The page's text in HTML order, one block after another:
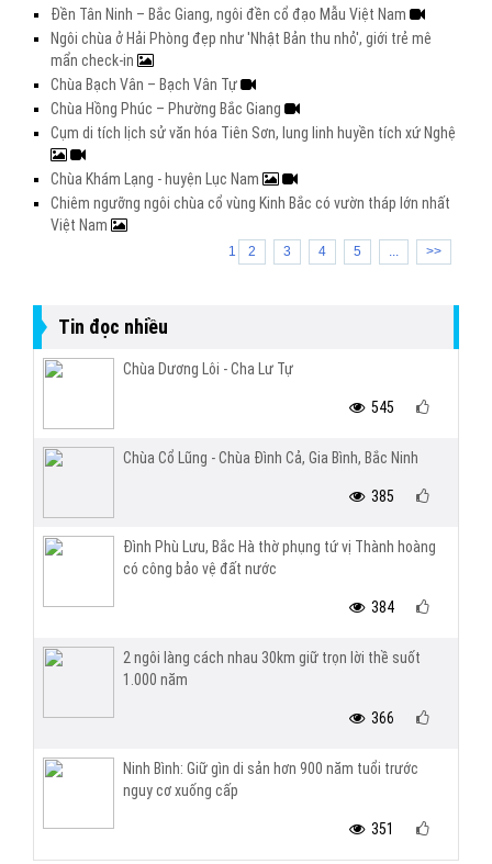
Đền Tân Ninh – Bắc Giang, ngôi đền cổ đạo Mẫu Việt Nam
Ngôi chùa ở Hải Phòng đẹp như 'Nhật Bản thu nhỏ', giới trẻ mê
mẩn check-in
Chùa Bạch Vân – Bạch Vân Tự
Chùa Hồng Phúc – Phường Bắc Giang
Cụm di tích lịch sử văn hóa Tiên Sơn, lung linh huyền tích xứ Nghệ
Chùa Khám Lạng - huyện Lục Nam
Chiêm ngưỡng ngôi chùa cổ vùng Kinh Bắc có vườn tháp lớn nhất
Việt Nam
1 2 3 4 5 ... >>
Tin đọc nhiều
Chùa Dương Lôi - Cha Lư Tự
545
Chùa Cổ Lũng - Chùa Đình Cả, Gia Bình, Bắc Ninh
385
Đình Phù Lưu, Bắc Hà thờ phụng tứ vị Thành hoàng
có công bảo vệ đất nước
384
2 ngôi làng cách nhau 30km giữ trọn lời thề suốt
1.000 năm
366
Ninh Bình: Giữ gìn di sản hơn 900 năm tuổi trước
nguy cơ xuống cấp
351